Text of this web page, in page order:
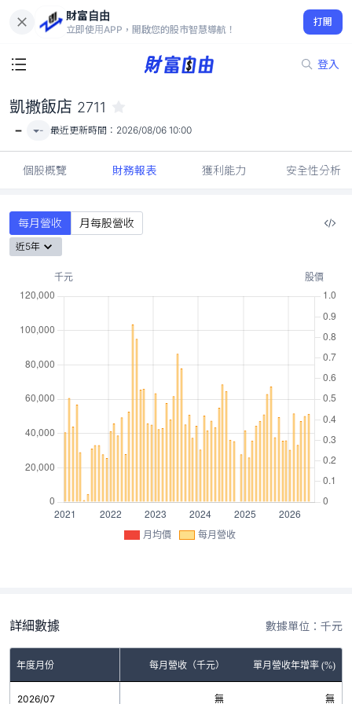
財富自由
立即使用APP，開啟您的股市智慧導航！
打開
登入
-
凱撒飯店 2711
- - 最近更新時間： 2026/08/06 10:00
個股概覽 財務報表 獲利能力 安全性分析
每月營收 月每股營收
近5年
月均價 每月營收
詳細數據 數據單位：千元
年度月份 每月營收（千元） 單月營收年增率 (%)
2026/07 無 無